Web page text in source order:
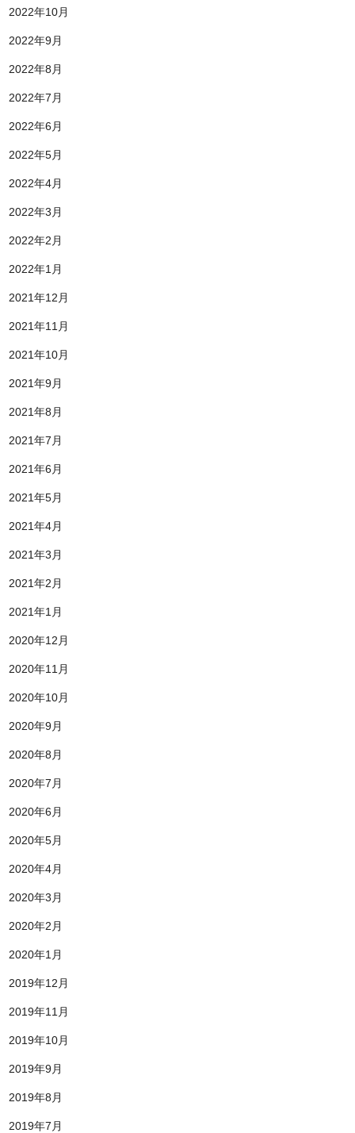
2022年10月
2022年9月
2022年8月
2022年7月
2022年6月
2022年5月
2022年4月
2022年3月
2022年2月
2022年1月
2021年12月
2021年11月
2021年10月
2021年9月
2021年8月
2021年7月
2021年6月
2021年5月
2021年4月
2021年3月
2021年2月
2021年1月
2020年12月
2020年11月
2020年10月
2020年9月
2020年8月
2020年7月
2020年6月
2020年5月
2020年4月
2020年3月
2020年2月
2020年1月
2019年12月
2019年11月
2019年10月
2019年9月
2019年8月
2019年7月